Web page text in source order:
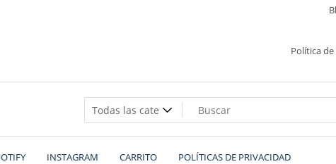
Política
INSTAGRAM CARRITO POLÍTICAS DE PRIVACIDAD